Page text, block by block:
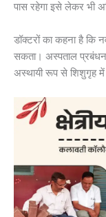
पास रहेगा इसे लेकर भी
डॉक्टरों का कहना है कि
सकता। अस्पताल
अस्थायी रूप से शिशुगृह में